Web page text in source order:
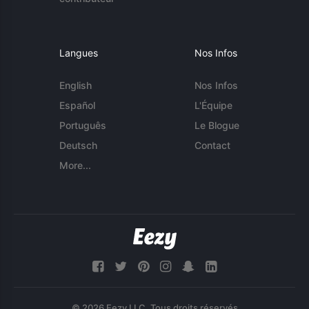
Langues
English
Español
Português
Deutsch
More...
Nos Infos
Nos Infos
L'Équipe
Le Blogue
Contact